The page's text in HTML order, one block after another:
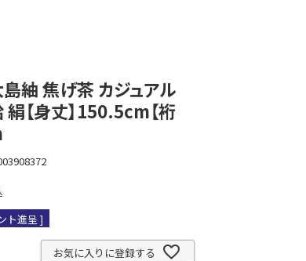
島紬 焦げ茶 カジュアル
【身丈】150.5cm【裄
ト進呈 ]
お気に入りに登録する